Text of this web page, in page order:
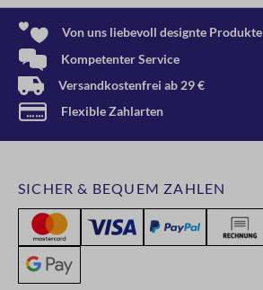
Von uns liebevoll designte Produkte
Kompetenter Service
Versandkostenfrei ab 29 €
Flexible Zahlarten
SICHER & BEQUEM ZAHLEN